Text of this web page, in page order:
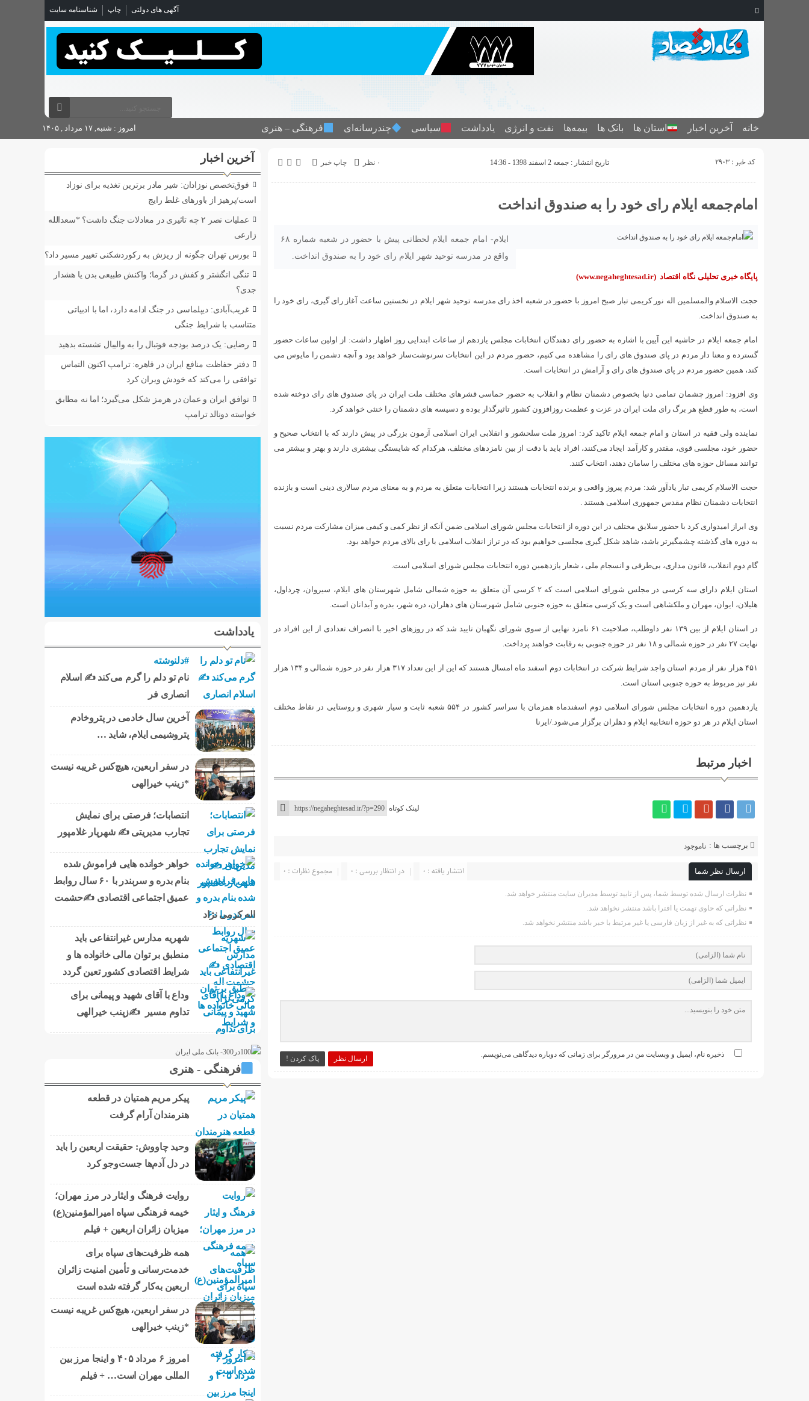
آگهی های دولتی چاپ شناسنامه سایت
خانه آخرین اخبار استان ‌ها بانک ها بیمه‌ها نفت و انرژی یادداشت سیاسی چندرسانه‌ای فرهنگی – هنری امروز : شنبه, ۱۷ مرداد , ۱۴۰۵
کد خبر : 2903 تاریخ انتشار : جمعه 2 اسفند 1398 - 14:36 چاپ خبر ۰ نظر
امام‌جمعه ایلام رای خود را به صندوق انداخت
ایلام- امام جمعه ایلام لحظاتی پیش با حضور در شعبه شماره ۶۸
واقع در مدرسه توحید شهر ایلام رای خود را به صندوق انداخت.
پایگاه خبری تحلیلی نگاه اقتصاد (www.negaheghtesad.ir)
حجت الاسلام والمسلمین اله نور کریمی تبار صبح امروز با حضور در شعبه اخذ رای مدرسه توحید شهر ایلام در نخستین ساعت آغاز رای گیری، رای خود را
به صندوق انداخت.
امام جمعه ایلام در حاشیه این آیین با اشاره به حضور رای دهندگان انتخابات مجلس یازدهم از ساعات ابتدایی روز اظهار داشت: از اولین ساعات حضور
گسترده و معنا دار مردم در پای صندوق های رای را مشاهده می کنیم، حضور مردم در این انتخابات سرنوشت‌ساز خواهد بود و آنچه دشمن را مایوس می
کند، همین حضور مردم در پای صندوق های رای و آرامش در انتخابات است.
وی افزود: امروز چشمان تمامی دنیا بخصوص دشمنان نظام و انقلاب به حضور حماسی قشرهای مختلف ملت ایران در پای صندوق های رای دوخته شده
است، به طور قطع هر برگ رای ملت ایران در عزت و عظمت روزافزون کشور تاثیرگذار بوده و دسیسه های دشمنان را خنثی خواهد کرد.
نماینده ولی فقیه در استان و امام جمعه ایلام تاکید کرد: امروز ملت سلحشور و انقلابی ایران اسلامی آزمون بزرگی در پیش دارند که با انتخاب صحیح و
حضور خود، مجلسی قوی، مقتدر و کارآمد ایجاد می‌کنند، افراد باید با دقت از بین نامزدهای مختلف، هرکدام که شایستگی بیشتری دارند و بهتر و بیشتر می
توانند مسائل حوزه های مختلف را سامان دهند، انتخاب کنند.
حجت الاسلام کریمی تبار یادآور شد: مردم پیروز واقعی و برنده انتخابات هستند زیرا انتخابات متعلق به مردم و به معنای مردم سالاری دینی است و بازنده
انتخابات دشمنان نظام مقدس جمهوری اسلامی هستند .
وی ابراز امیدواری کرد با حضور سلایق مختلف در این دوره از انتخابات مجلس شورای اسلامی ضمن آنکه از نظر کمی و کیفی میزان مشارکت مردم نسبت
به دوره های گذشته چشمگیرتر باشد، شاهد شکل گیری مجلسی خواهیم بود که در تراز انقلاب اسلامی با رای بالای مردم خواهد بود.
گام دوم انقلاب، قانون مداری، بی‌طرفی و انسجام ملی ، شعار یازدهمین دوره انتخابات مجلس شورای اسلامی است.
استان ایلام دارای سه کرسی در مجلس شورای اسلامی است که ۲ کرسی آن متعلق به حوزه شمالی شامل شهرستان های ایلام، سیروان، چرداول،
هلیلان، ایوان، مهران و ملکشاهی است و یک کرسی متعلق به حوزه جنوبی شامل شهرستان های دهلران، دره شهر، بدره و آبدانان است.
در استان ایلام از بین ۱۳۹ نفر داوطلب، صلاحیت ۶۱ نامزد نهایی از سوی شورای نگهبان تایید شد که در روزهای اخیر با انصراف تعدادی از این افراد در
نهایت ۲۷ نفر در حوزه شمالی و ۱۸ نفر در حوزه جنوبی به رقابت خواهند پرداخت.
۴۵۱ هزار نفر از مردم استان واجد شرایط شرکت در انتخابات دوم اسفند ماه امسال هستند که این از این تعداد ۳۱۷ هزار نفر در حوزه شمالی و ۱۳۴ هزار
نفر نیز مربوط به حوزه جنوبی استان است.
یازدهمین دوره انتخابات مجلس شورای اسلامی دوم اسفندماه همزمان با سراسر کشور در ۵۵۴ شعبه ثابت و سیار شهری و روستایی در نقاط مختلف
استان ایلام در هر دو حوزه انتخابیه ایلام و دهلران برگزار می‌شود./ایرنا
اخبار مرتبط
لینک کوتاه
برچسب ها : ناموجود
ارسال نظر شما مجموع نظرات : 0 در انتظار بررسی : 0 انتشار یافته : ۰
نظرات ارسال شده توسط شما، پس از تایید توسط مدیران سایت منتشر خواهد شد.
نظراتی که حاوی تهمت یا افترا باشد منتشر نخواهد شد.
نظراتی که به غیر از زبان فارسی یا غیر مرتبط با خبر باشد منتشر نخواهد شد.
ارسال نظر پاک کردن ! ذخیره نام، ایمیل و وبسایت من در مرورگر برای زمانی که دوباره دیدگاهی می‌نویسم.
آخرین اخبار
فوق‌تخصص نوزادان: شیر مادر برترین تغذیه برای نوزاد
است/پرهیز از باورهای غلط رایج
عملیات نصر ۲ چه تاثیری در معادلات جنگ داشت؟ *سعدالله
زارعی
بورس تهران چگونه از ریزش به رکوردشکنی تغییر مسیر داد؟
تنگی انگشتر و کفش در گرما؛ واکنش طبیعی بدن یا هشدار
جدی؟
غریب‌آبادی: دیپلماسی در جنگ ادامه دارد، اما با ادبیاتی
متناسب با شرایط جنگی
رضایی: یک درصد بودجه فوتبال را به والیبال نشسته بدهید
دفتر حفاظت منافع ایران در قاهره: ترامپ اکنون التماس
توافقی را می‌کند که خودش ویران کرد
توافق ایران و عمان در هرمز شکل می‌گیرد؛ اما نه مطابق
خواسته دونالد ترامپ
یادداشت
#دلنوشته
نام تو دلم را گرم می‌کند ✍️ اسلام
انصاری فر
آخرین سال خادمی در پتروخادم
پتروشیمی ایلام، شاید …
در سفر اربعین، هیچ‌کس غریبه نیست
*زینب خیرالهی
انتصابات؛ فرصتی برای نمایش
تجارب مدیریتی ✍ شهریار غلامپور
خواهر خوانده هایی فراموش شده
بنام بدره و سربندر با ۶۰ سال روابط
عمیق اجتماعی اقتصادی ✍حشمت
اله کرمی نژاد
شهریه مدارس غیرانتفاعی باید
منطبق بر توان مالی خانواده ها و
شرایط اقتصادی کشور تعین گردد
وداع با آقای شهید و پیمانی برای
تداوم مسیر ✍زینب خیرالهی
فرهنگی - هنری
پیکر مریم همتیان در قطعه
هنرمندان آرام گرفت
وحید چاووش: حقیقت اربعین را باید
در دل آدم‌ها جست‌وجو کرد
روایت فرهنگ و ایثار در مرز مهران؛
خیمه فرهنگی سپاه امیرالمؤمنین(ع)
میزبان زائران اربعین + فیلم
همه ظرفیت‌های سپاه برای
خدمت‌رسانی و تأمین امنیت زائران
اربعین به‌کار گرفته شده است
در سفر اربعین، هیچ‌کس غریبه نیست
*زینب خیرالهی
امروز ۶ مرداد ۴۰۵ و اینجا مرز بین
المللی مهران است… + فیلم